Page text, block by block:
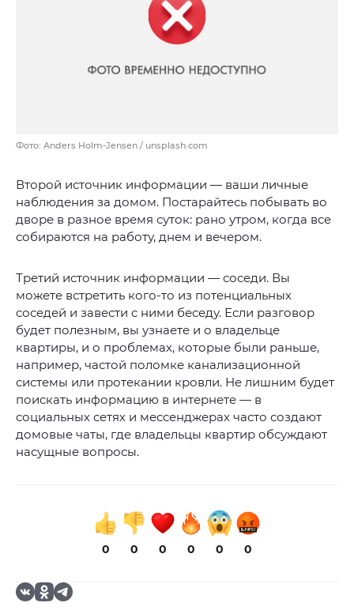
Фото: Anders Holm-Jensen / unsplash.com
Второй источник информации — ваши личные
наблюдения за домом. Постарайтесь побывать во
дворе в разное время суток: рано утром, когда все
собираются на работу, днем и вечером.
Третий источник информации — соседи. Вы
можете встретить кого-то из потенциальных
соседей и завести с ними беседу. Если разговор
будет полезным, вы узнаете и о владельце
квартиры, и о проблемах, которые были раньше,
например, частой поломке канализационной
системы или протекании кровли. Не лишним будет
поискать информацию в интернете — в
социальных сетях и мессенджерах часто создают
домовые чаты, где владельцы квартир обсуждают
насущные вопросы.
0 0 0 0 0 0